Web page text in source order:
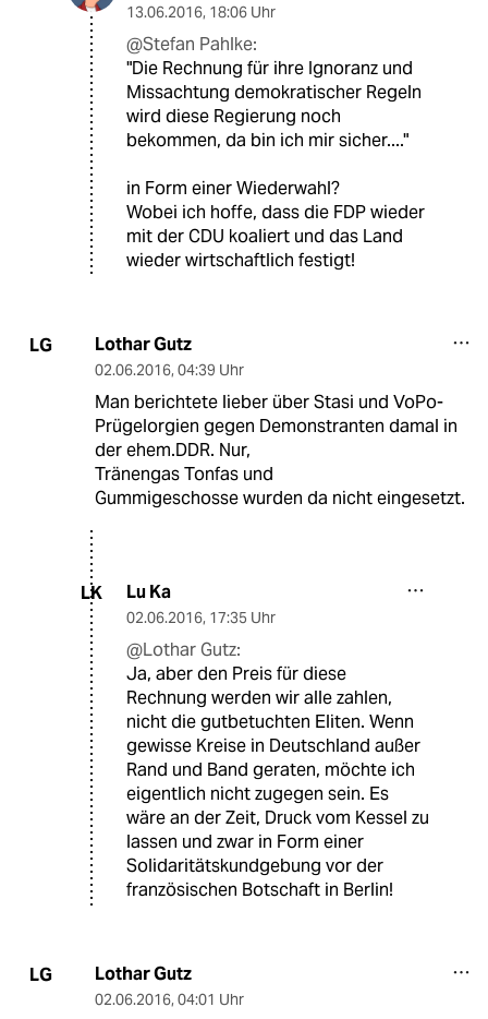
13.06.2016, 18:06 Uhr
@Stefan Pahlke:
"Die Rechnung für ihre Ignoranz und
Missachtung demokratischer Regeln
wird diese Regierung noch
bekommen, da bin ich mir sicher...."
in Form einer Wiederwahl?
Wobei ich hoffe, dass die FDP wieder
mit der CDU koaliert und das Land
wieder wirtschaftlich festigt!
LG Lothar Gutz
02.06.2016, 04:39 Uhr
Man berichtete lieber über Stasi und VoPo-
Prügelorgien gegen Demonstranten damal in
der ehem.DDR. Nur,
Tränengas Tonfas und
Gummigeschosse wurden da nicht eingesetzt.
LK Lu Ka
02.06.2016, 17:35 Uhr
@Lothar Gutz:
Ja, aber den Preis für diese
Rechnung werden wir alle zahlen,
nicht die gutbetuchten Eliten. Wenn
gewisse Kreise in Deutschland außer
Rand und Band geraten, möchte ich
eigentlich nicht zugegen sein. Es
wäre an der Zeit, Druck vom Kessel zu
lassen und zwar in Form einer
Solidaritätskundgebung vor der
französischen Botschaft in Berlin!
LG Lothar Gutz
02.06.2016, 04:01 Uhr